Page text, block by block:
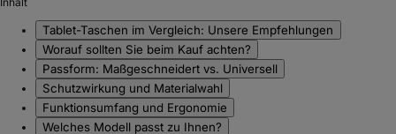
Tablet-Taschen im Vergleich: Unsere Empfehlungen
Worauf sollten Sie beim Kauf achten?
Passform: Maßgeschneidert vs. Universell
Schutzwirkung und Materialwahl
Funktionsumfang und Ergonomie
Welches Modell passt zu Ihnen?